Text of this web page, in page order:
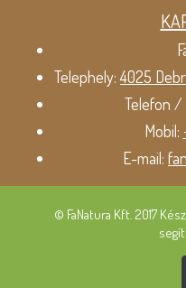
Telephely:4025
Telefon /
Mobil:
E-mail:
© FaNatura Kft. 2017